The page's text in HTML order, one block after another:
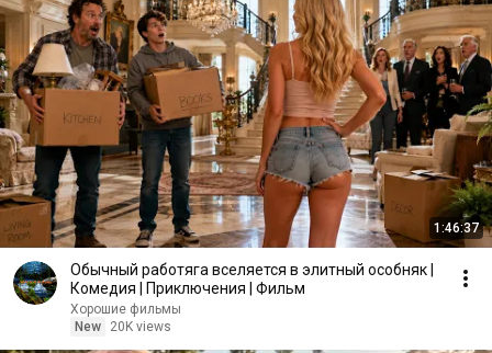
1:46:37
Обычный работяга вселяется в элитный особняк |
Комедия | Приключения | Фильм
Хорошие фильмы
New
20K views